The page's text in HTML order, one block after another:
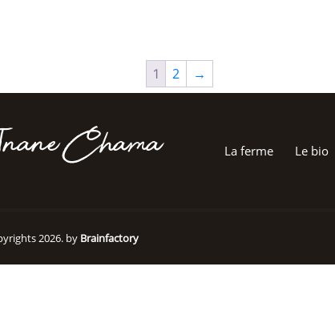
1 2 →
Chama La ferme Le bio
2026. by Brainfactory